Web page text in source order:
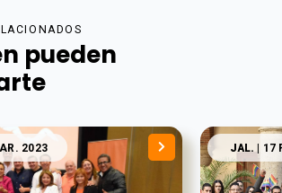
pueden
2023 JAL. | 17